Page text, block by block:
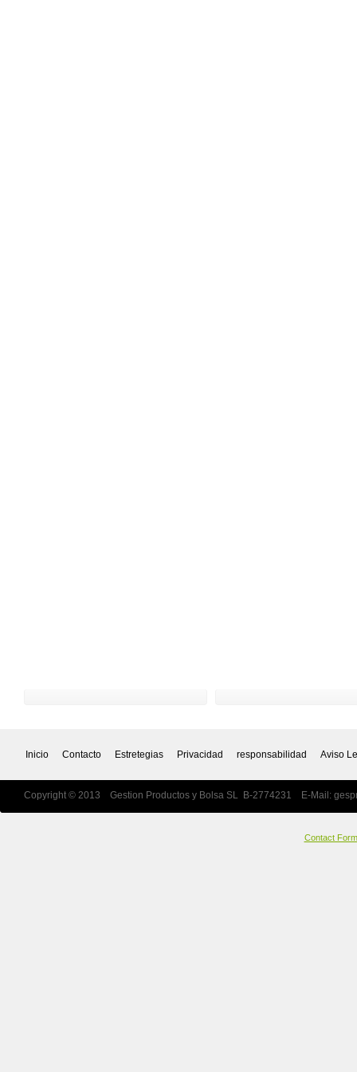
Inicio Contacto Estretegias Privacidad responsabilidad Aviso
Copyright © 2013 Gestion Productos y Bolsa SL B-2774231 E-Mail:
Contact Form